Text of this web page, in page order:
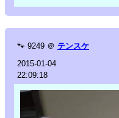
🐾 9249 ＠ テンスケ
2015-01-04
22:09:18